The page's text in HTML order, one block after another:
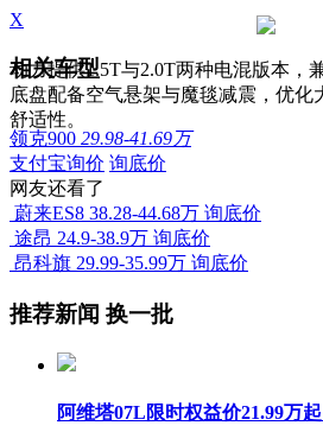
动力提供1.5T与2.0T两种电混版本，
底盘配备空气悬架与魔毯减震，优化
舒适性。
X
相关车型
领克900 29.98-41.69万
支付宝询价 询底价
网友还看了
蔚来ES8 38.28-44.68万 询底价
途昂 24.9-38.9万 询底价
昂科旗 29.99-35.99万 询底价
推荐新闻 换一批
阿维塔07L限时权益价21.99万